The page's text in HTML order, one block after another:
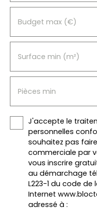
Budget max (€)
Surface min (m²)
Pièces min
J'accepte le
personnelles
souhaitez pas
commerciale par
vous inscrire
au démarchage
L223-1 du code
Internet
adressé à :